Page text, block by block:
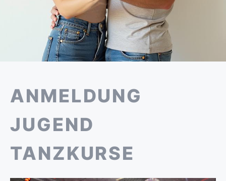
ANMELDUNG
JUGEND
TANZKURSE